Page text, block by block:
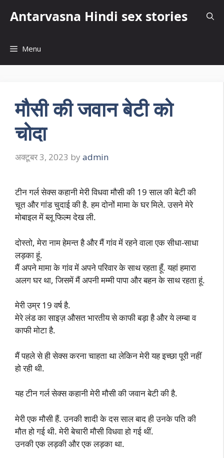
Antarvasna Hindi sex stories
Menu
मौसी की जवान बेटी को
चोदा
अक्टूबर 3, 2023 by admin
टीन गर्ल सेक्स कहानी मेरी विधवा मौसी की 19 साल की बेटी की
चूत और गांड चुदाई की है. हम दोनों मामा के घर मिले. उसने मेरे
मोबाइल में ब्लू फिल्म देख ली.
दोस्तो, मेरा नाम हेमन्त है और मैं गांव में रहने वाला एक सीधा-साधा
लड़का हूं.
मैं अपने मामा के गांव में अपने परिवार के साथ रहता हूँ. यहां हमारा
अलग घर था, जिसमें मैं अपनी मम्मी पापा और बहन के साथ रहता हूं.
मेरी उम्र 19 वर्ष है.
मेरे लंड का साइज़ औसत भारतीय से काफी बड़ा है और ये लम्बा व
काफी मोटा है.
मैं पहले से ही सेक्स करना चाहता था लेकिन मेरी यह इच्छा पूरी नहीं
हो रही थी.
यह टीन गर्ल सेक्स कहानी मेरी मौसी की जवान बेटी की है.
मेरी एक मौसी हैं. उनकी शादी के दस साल बाद ही उनके पति की
मौत हो गई थी. मेरी बेचारी मौसी विधवा ‍हो गई थीं.
उनकी एक लड़की और एक लड़का था.